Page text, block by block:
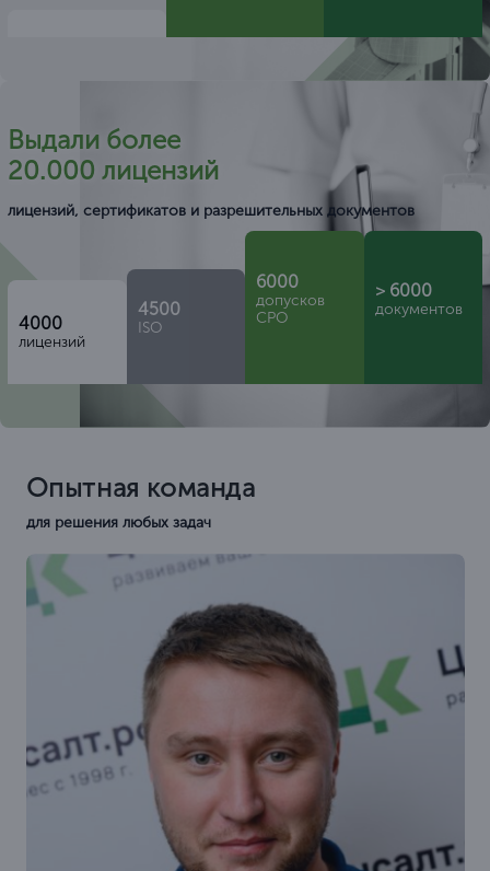
Выдали более
20.000 лицензий
лицензий, сертификатов и разрешительных документов
4000
лицензий
4500
ISO
6000
допусков
СРО
> 6000
документов
Опытная команда
для решения любых задач